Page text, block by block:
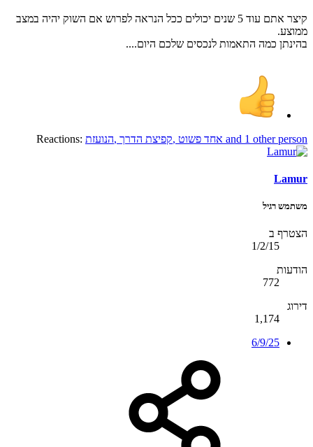
קיצר אתם עוד 5 שנים יכולים ככל הנראה לפרוש אם השוק יהיה במצב
ממוצע.
בהינתן כמה התאמות לנכסים שלכם היום....
Reactions: הנועזת, קפיצת הדרך, אחד פשוט and 1 other person
Lamur
משתמש רגיל
הצטרף ב
1/2/15
הודעות
772
דירוג
1,174
6/9/25